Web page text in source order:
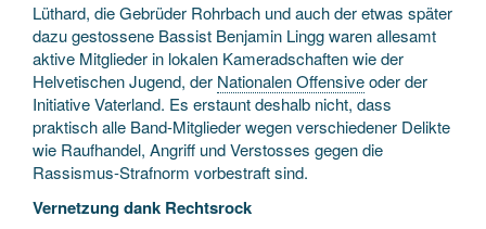
Lüthard, die Gebrüder Rohrbach und auch der etwas später
dazu gestossene Bassist Benjamin Lingg waren allesamt
aktive Mitglieder in lokalen Kameradschaften wie der
Helvetischen Jugend, der Nationalen Offensiveoder der
Initiative Vaterland. Es erstaunt deshalb nicht, dass
praktisch alle Band-Mitglieder wegen verschiedener Delikte
wie Raufhandel, Angriff und Verstosses gegen die
Rassismus-Strafnorm vorbestraft sind.
Vernetzung dank Rechtsrock